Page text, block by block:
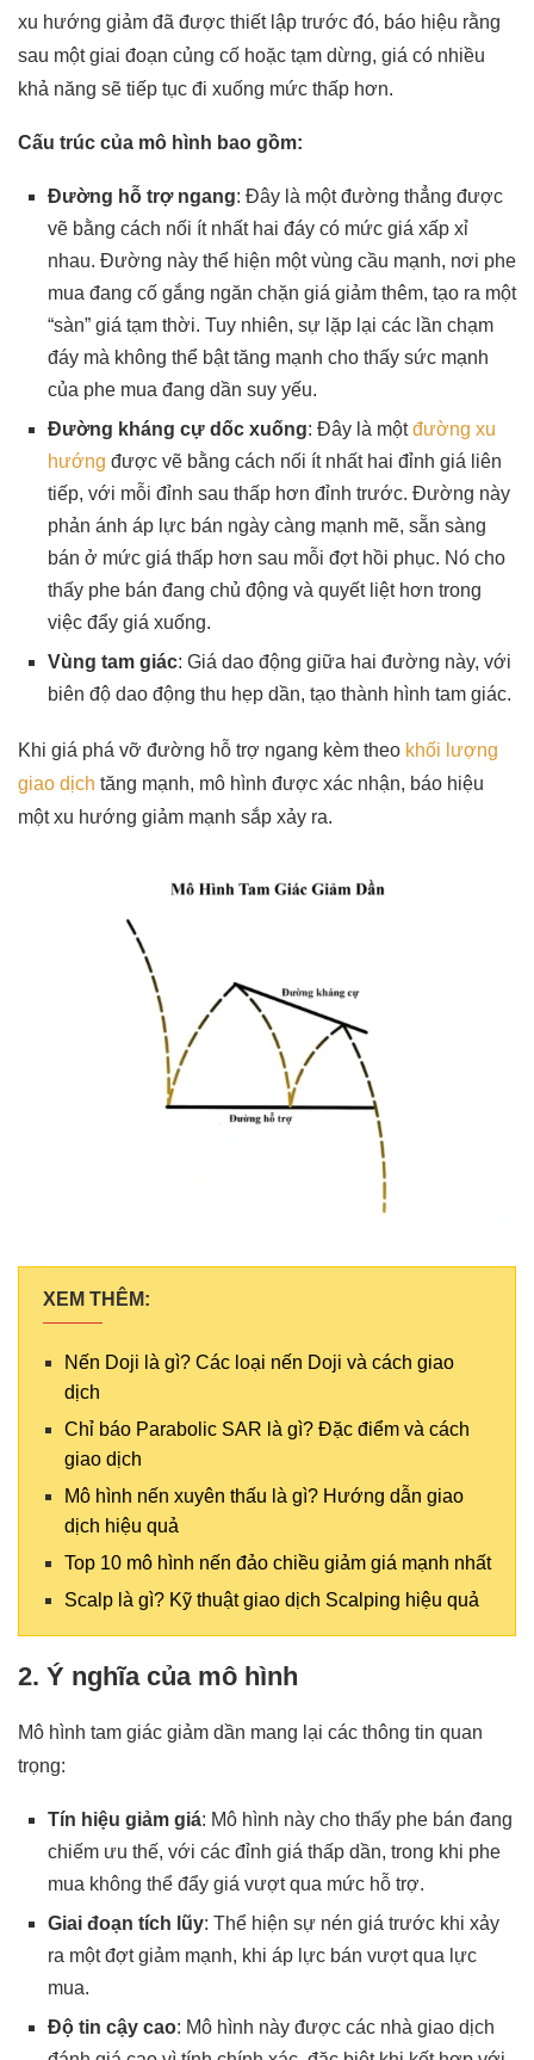
xu hướng giảm đã được thiết lập trước đó, báo hiệu rằng
sau một giai đoạn củng cố hoặc tạm dừng, giá có nhiều
khả năng sẽ tiếp tục đi xuống mức thấp hơn.
Cấu trúc của mô hình bao gồm:
Đường hỗ trợ ngang: Đây là một đường thẳng được
vẽ bằng cách nối ít nhất hai đáy có mức giá xấp xỉ
nhau. Đường này thể hiện một vùng cầu mạnh, nơi phe
mua đang cố gắng ngăn chặn giá giảm thêm, tạo ra một
“sàn” giá tạm thời. Tuy nhiên, sự lặp lại các lần chạm
đáy mà không thể bật tăng mạnh cho thấy sức mạnh
của phe mua đang dần suy yếu.
Đường kháng cự dốc xuống: Đây là mộtđường xu
hướng được vẽ bằng cách nối ít nhất hai đỉnh giá liên
tiếp, với mỗi đỉnh sau thấp hơn đỉnh trước. Đường này
phản ánh áp lực bán ngày càng mạnh mẽ, sẵn sàng
bán ở mức giá thấp hơn sau mỗi đợt hồi phục. Nó cho
thấy phe bán đang chủ động và quyết liệt hơn trong
việc đẩy giá xuống.
Vùng tam giác: Giá dao động giữa hai đường này, với
biên độ dao động thu hẹp dần, tạo thành hình tam giác.
Khi giá phá vỡ đường hỗ trợ ngang kèm theo khối lượng
giao dịch tăng mạnh, mô hình được xác nhận, báo hiệu
một xu hướng giảm mạnh sắp xảy ra.
XEM THÊM:
Nến Doji là gì? Các loại nến Doji và cách giao
dịch
Chỉ báo Parabolic SAR là gì? Đặc điểm và cách
giao dịch
Mô hình nến xuyên thấu là gì? Hướng dẫn giao
dịch hiệu quả
Top 10 mô hình nến đảo chiều giảm giá mạnh nhất
Scalp là gì? Kỹ thuật giao dịch Scalping hiệu quả
2. Ý nghĩa của mô hình
Mô hình tam giác giảm dần mang lại các thông tin quan
trọng:
Tín hiệu giảm giá: Mô hình này cho thấy phe bán đang
chiếm ưu thế, với các đỉnh giá thấp dần, trong khi phe
mua không thể đẩy giá vượt qua mức hỗ trợ.
Giai đoạn tích lũy: Thể hiện sự nén giá trước khi xảy
ra một đợt giảm mạnh, khi áp lực bán vượt qua lực
mua.
Độ tin cậy cao: Mô hình này được các nhà giao dịch